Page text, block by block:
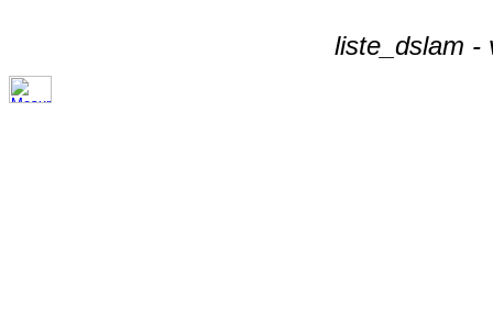
liste_dslam -